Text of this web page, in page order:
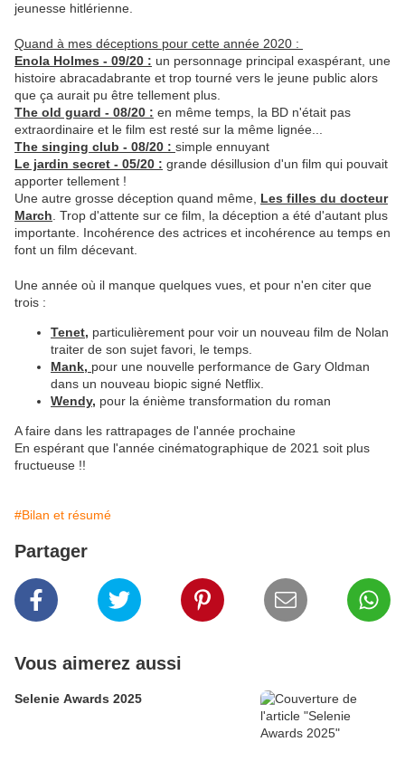
jeunesse hitlérienne.
Quand à mes déceptions pour cette année 2020 :
Enola Holmes - 09/20 : un personnage principal exaspérant, une
histoire abracadabrante et trop tourné vers le jeune public alors
que ça aurait pu être tellement plus.
The old guard - 08/20 : en même temps, la BD n'était pas
extraordinaire et le film est resté sur la même lignée...
The singing club - 08/20 : simple ennuyant
Le jardin secret - 05/20 : grande désillusion d'un film qui pouvait
apporter tellement !
Une autre grosse déception quand même, Les filles du docteur
March . Trop d'attente sur ce film, la déception a été d'autant plus
importante. Incohérence des actrices et incohérence au temps en
font un film décevant.
Une année où il manque quelques vues, et pour n'en citer que
trois :
Tenet, particulièrement pour voir un nouveau film de Nolan
traiter de son sujet favori, le temps.
Mank, pour une nouvelle performance de Gary Oldman
dans un nouveau biopic signé Netflix.
Wendy, pour la énième transformation du roman
A faire dans les rattrapages de l'année prochaine
En espérant que l'année cinématographique de 2021 soit plus
fructueuse !!
#Bilan et résumé
Partager
Vous aimerez aussi
Selenie Awards 2025